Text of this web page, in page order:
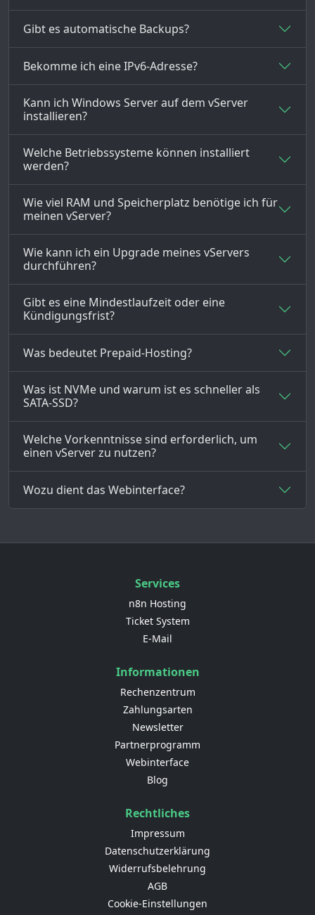
Gibt es automatische Backups?
Bekomme ich eine IPv6-Adresse?
Kann ich Windows Server auf dem vServer
installieren?
Welche Betriebssysteme können installiert
werden?
Wie viel RAM und Speicherplatz benötige ich für
meinen vServer?
Wie kann ich ein Upgrade meines vServers
durchführen?
Gibt es eine Mindestlaufzeit oder eine
Kündigungsfrist?
Was bedeutet Prepaid-Hosting?
Was ist NVMe und warum ist es schneller als
SATA-SSD?
Welche Vorkenntnisse sind erforderlich, um
einen vServer zu nutzen?
Wozu dient das Webinterface?
Services
n8n Hosting
Ticket System
E-Mail
Informationen
Rechenzentrum
Zahlungsarten
Newsletter
Partnerprogramm
Webinterface
Blog
Rechtliches
Impressum
Datenschutzerklärung
Widerrufsbelehrung
AGB
Cookie-Einstellungen